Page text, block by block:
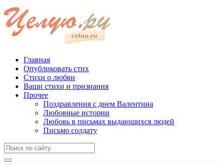
Главная
Опубликовать стих
Стихи о любви
Ваши стихи и признания
Прочее
Поздравления с днем Валентина
Любовные истории
Любовь в письмах выдающихся людей
Письмо солдату